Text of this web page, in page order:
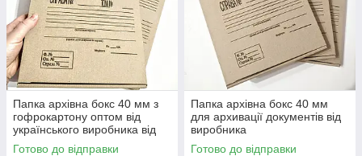
Папка архівна бокс 40 мм з
гофрокартону оптом від
українського виробника від
50 шт.
Готово до відправки
Папка архівна бокс 40 мм
для архивації документів від
виробника
Готово до відправки